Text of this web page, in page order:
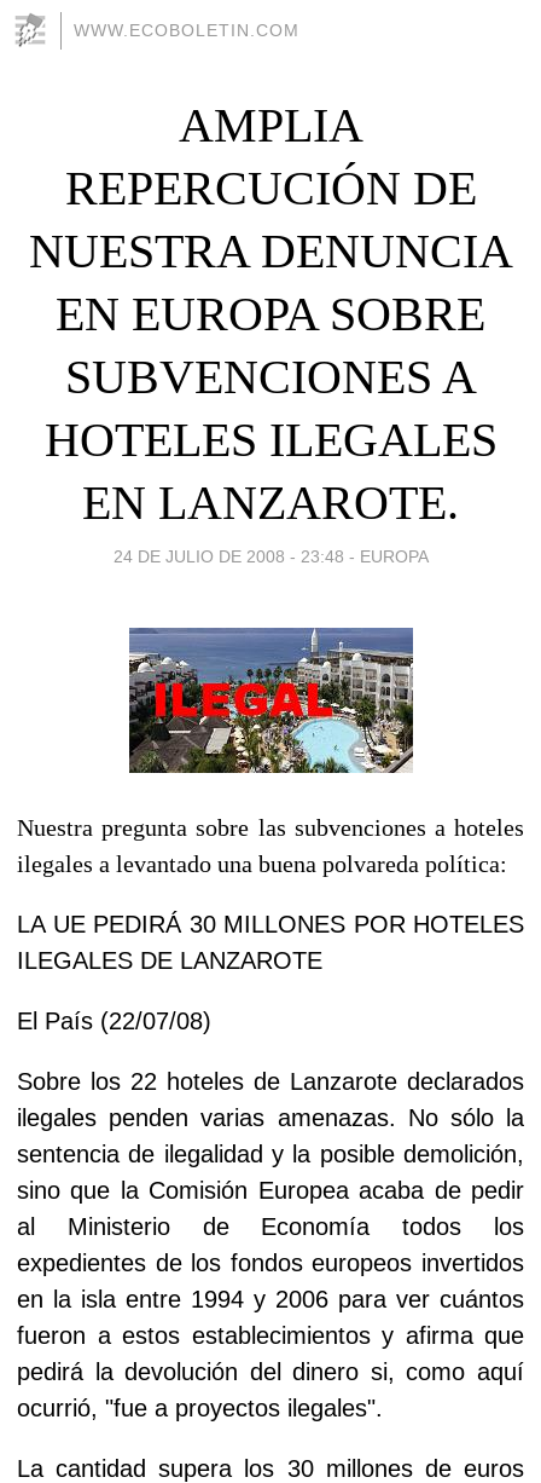
WWW.ECOBOLETIN.COM
AMPLIA
REPERCUCIÓN DE
NUESTRA DENUNCIA
EN EUROPA SOBRE
SUBVENCIONES A
HOTELES ILEGALES
EN LANZAROTE.
24 DE JULIO DE 2008 - 23:48 - EUROPA
Nuestra pregunta sobre las subvenciones a hoteles
ilegales a levantado una buena polvareda política:
LA UE PEDIRÁ 30 MILLONES POR HOTELES
ILEGALES DE LANZAROTE
El País (22/07/08)
Sobre los 22 hoteles de Lanzarote declarados
ilegales penden varias amenazas. No sólo la
sentencia de ilegalidad y la posible demolición,
sino que la Comisión Europea acaba de pedir
al Ministerio de Economía todos los
expedientes de los fondos europeos invertidos
en la isla entre 1994 y 2006 para ver cuántos
fueron a estos establecimientos y afirma que
pedirá la devolución del dinero si, como aquí
ocurrió, "fue a proyectos ilegales".
La cantidad supera los 30 millones de euros